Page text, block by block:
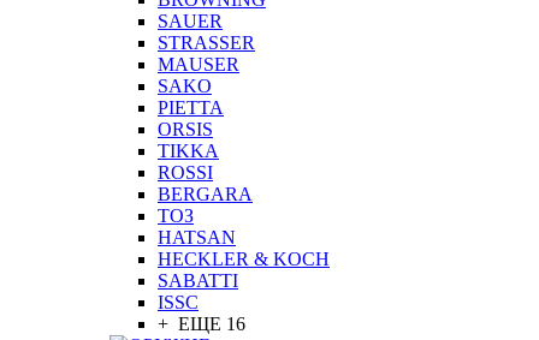
SAUER
STRASSER
MAUSER
SAKO
PIETTA
ORSIS
TIKKA
ROSSI
BERGARA
ТОЗ
HATSAN
HECKLER & KOCH
SABATTI
ISSC
+ ЕЩЕ 16